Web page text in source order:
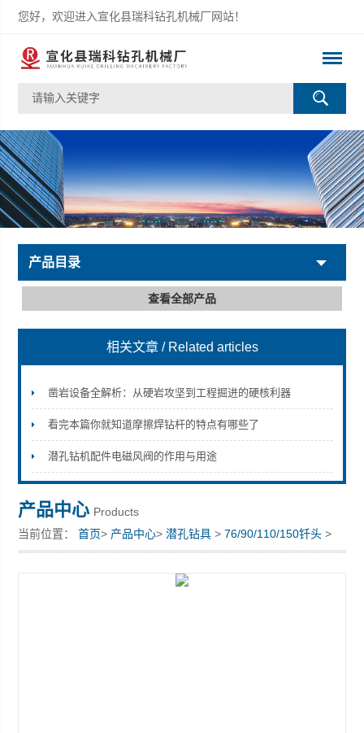
您好，欢迎进入宣化县瑞科钻孔机械厂网站！
宣化县瑞科钻孔机械厂
产品目录
查看全部产品
相关文章 / Related articles
凿岩设备全解析：从硬岩攻坚到工程掘进的硬核利器
看完本篇你就知道摩擦焊钻杆的特点有哪些了
潜孔钻机配件电磁风阀的作用与用途
产品中心 Products
当前位置：首页> 产品中心>潜孔钻具 >76/90/110/150钎头 >
115钎,低价格，厂家供货黑金刚钎头